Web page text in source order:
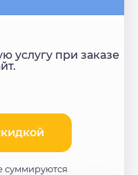
услугу при заказе
суммируются